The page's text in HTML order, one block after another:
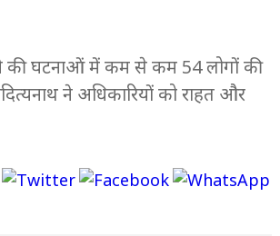
की घटनाओं में कम से कम 54 लोगों की
ने अधिकारियों को राहत और